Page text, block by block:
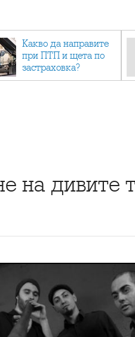
Какво да направите
при ПТП и щета по
застраховка?
на дивите